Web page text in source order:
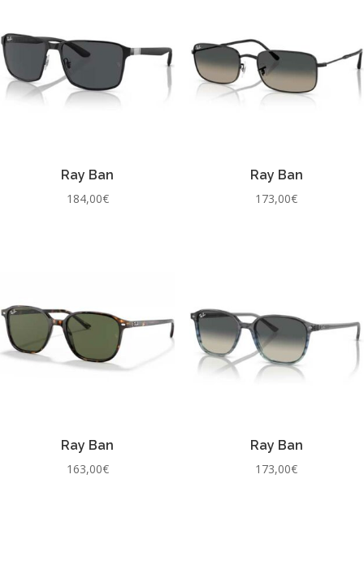
Ray Ban
184,00€
Ray Ban
173,00€
Ray Ban
163,00€
Ray Ban
173,00€